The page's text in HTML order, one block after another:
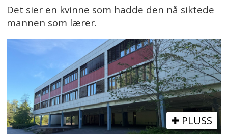
Det sier en kvinne som hadde den nå siktede
mannen som lærer.
PLUSS